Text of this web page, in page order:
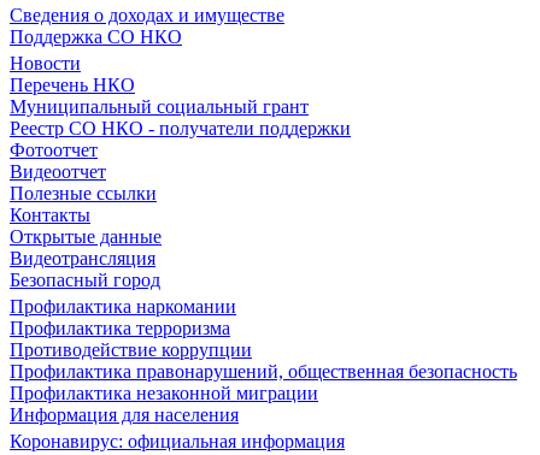
Сведения о доходах и имуществе
Поддержка СО НКО
Новости
Перечень НКО
Муниципальный социальный грант
Реестр СО НКО - получатели поддержки
Фотоотчет
Видеоотчет
Полезные ссылки
Контакты
Открытые данные
Видеотрансляция
Безопасный город
Профилактика наркомании
Профилактика терроризма
Противодействие коррупции
Профилактика правонарушений, общественная безопасность
Профилактика незаконной миграции
Информация для населения
Коронавирус: официальная информация